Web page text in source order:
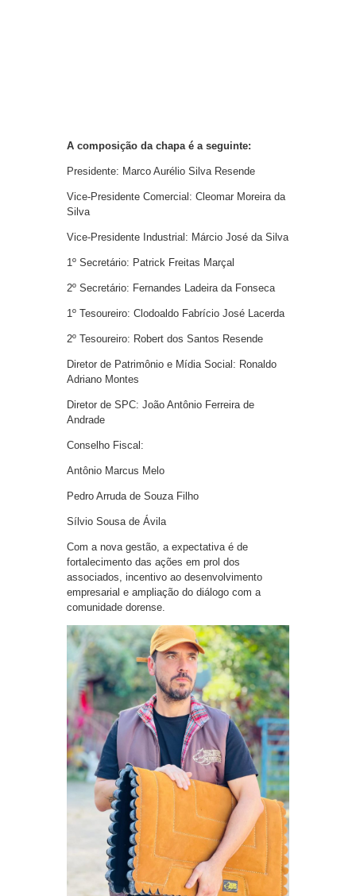
A composição da chapa é a seguinte:
Presidente: Marco Aurélio Silva Resende
Vice-Presidente Comercial: Cleomar Moreira da
Silva
Vice-Presidente Industrial: Márcio José da Silva
1º Secretário: Patrick Freitas Marçal
2º Secretário: Fernandes Ladeira da Fonseca
1º Tesoureiro: Clodoaldo Fabrício José Lacerda
2º Tesoureiro: Robert dos Santos Resende
Diretor de Patrimônio e Mídia Social: Ronaldo
Adriano Montes
Diretor de SPC: João Antônio Ferreira de
Andrade
Conselho Fiscal:
Antônio Marcus Melo
Pedro Arruda de Souza Filho
Sílvio Sousa de Ávila
Com a nova gestão, a expectativa é de
fortalecimento das ações em prol dos
associados, incentivo ao desenvolvimento
empresarial e ampliação do diálogo com a
comunidade dorense.